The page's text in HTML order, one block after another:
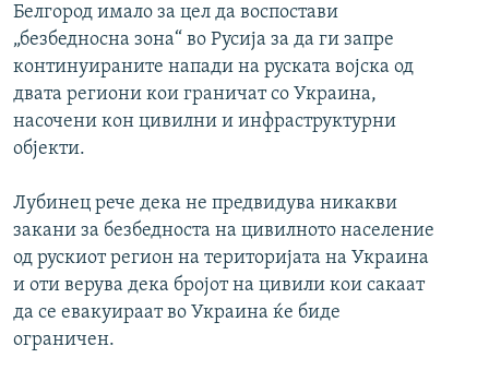
Белгород имало за цел да воспостави
„безбедносна зона“ во Русија за да ги запре
континуираните напади на руската војска од
двата региони кои граничат со Украина,
насочени кон цивилни и инфраструктурни
објекти.
Лубинец рече дека не предвидува никакви
закани за безбедноста на цивилното население
од рускиот регион на територијата на Украина
и оти верува дека бројот на цивили кои сакаат
да се евакуираат во Украина ќе биде
ограничен.